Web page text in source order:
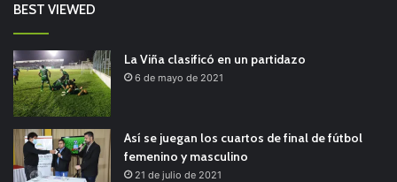
BEST VIEWED
La Viña clasificó en un partidazo
6 de mayo de 2021
Así se juegan los cuartos de final de fútbol
femenino y masculino
21 de julio de 2021